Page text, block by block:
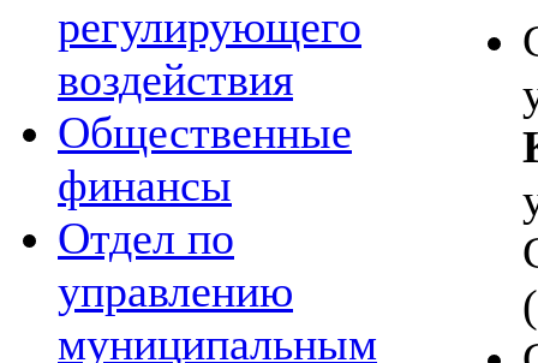
регулирующего
воздействия
Общественные
финансы
Отдел по
управлению
муниципальным